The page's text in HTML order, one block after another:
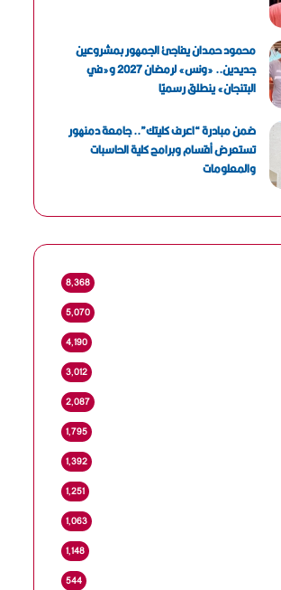
محمود حمدان يفاجئ الجمهور بمشروعين
جديدين.. «ونس» لرمضان 2027 و«في
البتنجان» ينطلق رسميًا
ضمن مبادرة “اعرف كليتك”.. جامعة دمنهور
تستعرض أقسام وبرامج كلية الحاسبات
والمعلومات
8٬368
5٬070
4٬190
3٬012
2٬087
1٬795
1٬392
1٬251
1٬063
1٬148
544